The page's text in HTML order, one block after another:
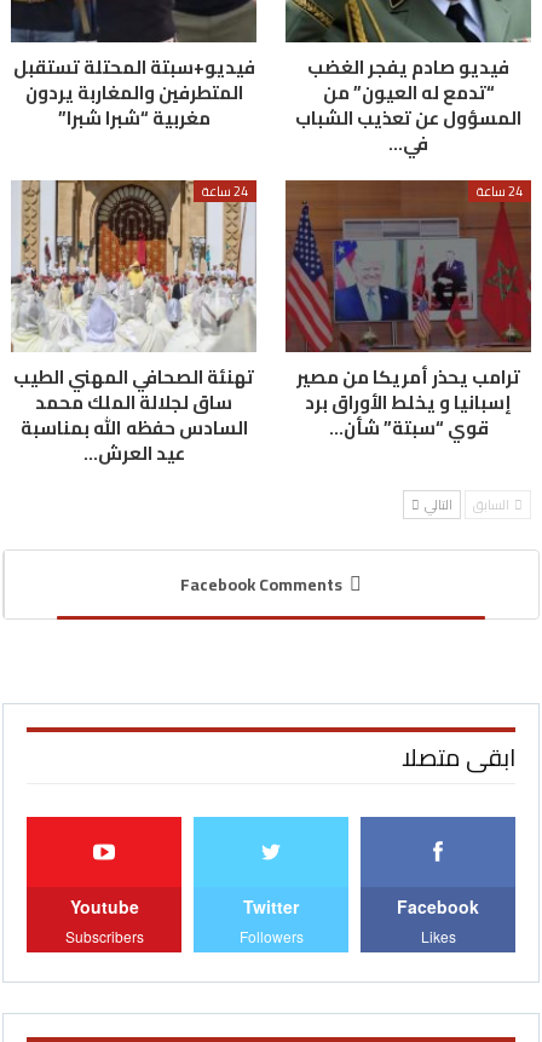
فيديو صادم يفجر الغضب
“تدمع له العيون” من
المسؤول عن تعذيب الشباب
في…
فيديو+سبتة المحتلة تستقبل
المتطرفين والمغاربة يردون
مغربية “شبرا شبرا”
24 ساعة
ترامب يحذر أمريكا من مصير
إسبانيا و يخلط الأوراق برد
قوي “سبتة” شأن…
24 ساعة
تهنئة الصحافي المهني الطيب
ساق لجلالة الملك محمد
السادس حفظه الله بمناسبة
عيد العرش…
السابق التالي
Facebook Comments
ابقى متصلا
Facebook
Likes
Twitter
Followers
Youtube
Subscribers